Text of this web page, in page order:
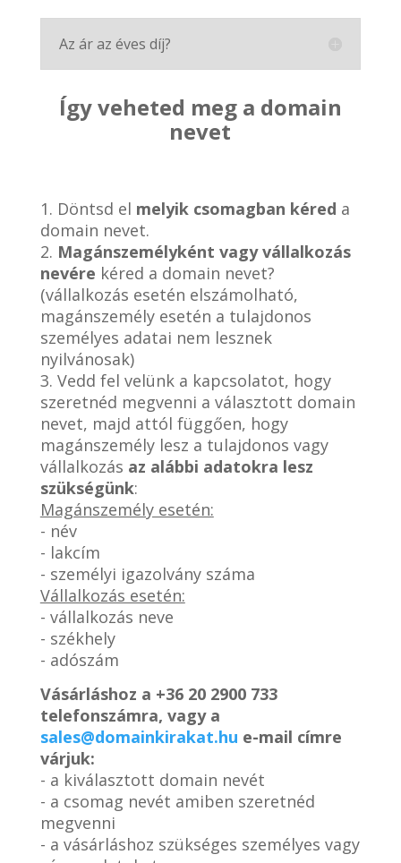
Az ár az éves díj?
Így veheted meg a domain
nevet
1. Döntsd el melyik csomagban kéred a
domain nevet.
2. Magánszemélyként vagy vállalkozás
nevére kéred a domain nevet?
(vállalkozás esetén elszámolható,
magánszemély esetén a tulajdonos
személyes adatai nem lesznek
nyilvánosak)
3. Vedd fel velünk a kapcsolatot, hogy
szeretnéd megvenni a választott domain
nevet, majd attól függően, hogy
magánszemély lesz a tulajdonos vagy
vállalkozás az alábbi adatokra lesz
szükségünk:
Magánszemély esetén:
- név
- lakcím
- személyi igazolvány száma
Vállalkozás esetén:
- vállalkozás neve
- székhely
- adószám
Vásárláshoz a +36 20 2900 733
telefonszámra, vagy a
sales@domainkirakat.hu e-mail címre
várjuk:
- a kiválasztott domain nevét
- a csomag nevét amiben szeretnéd
megvenni
- a vásárláshoz szükséges személyes vagy